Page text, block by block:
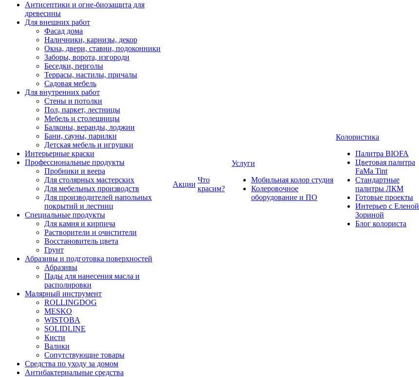
Антисептики и огне-биозащита для
древесины
Для внешних работ
Фасад дома
Наличники, карнизы, декор
Окна, двери, ставни, подоконники
Заборы, ворота, изгороди
Беседки, перголы
Террасы, настилы, причалы
Садовая мебель
Для внутренних работ
Стены и потолки
Пол, паркет, лестницы
Мебель и столешницы
Балконы, веранды, лоджии
Бани, сауны, парилки
Детская мебель и игрушки
Интерьерные краски
Профессиональные продукты
Пробники и веера
Для столярных мастерских
Для мебельных производств
Для производителей напольных
покрытий и лестниц
Специальные продукты
Для камня и кирпича
Растворители и очистители
Восстановитель цвета
Грунт
Абразивы и подготовка поверхностей
Абразивы
Пады для нанесения масла и
располировки
Малярный инструмент
ROLLINGDOG
MESKO
WISTOBA
SOLIDLINE
Кисти
Валики
Сопутствующие товары
Средства по уходу за домом
Антибактериальные средства
Акции
Что
красим?
Услуги
Мобильная колор студия
Колеровочное
оборудование и ПО
Колористика
Палитра BIOFA
Цветовая палитра
FaMa Tint
Стандартные
палитры ЛКМ
Готовые проекты
Интерьер с Еленой
Зориной
Блог колориста